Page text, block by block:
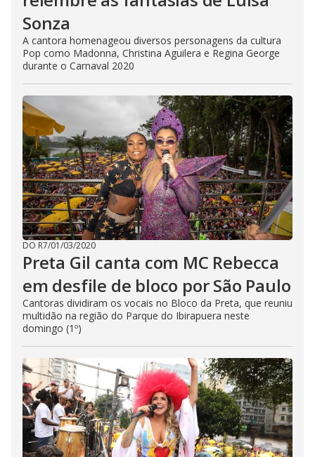
Sonza
A cantora homenageou diversos personagens da cultura
Pop como Madonna, Christina Aguilera e Regina George
durante o Carnaval 2020
DO R7/01/03/2020
Preta Gil canta com MC Rebecca
em desfile de bloco por São Paulo
Cantoras dividiram os vocais no Bloco da Preta, que reuniu
multidão na região do Parque do Ibirapuera neste
domingo (1º)